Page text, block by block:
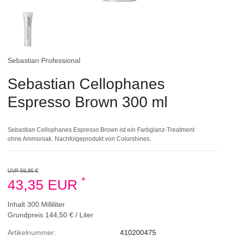
Sebastian Professional
Sebastian Cellophanes
Espresso Brown 300 ml
Sebastian Cellophanes Espresso Brown ist ein Farbglanz-Treatment
ohne Ammoniak. Nachfolgeprodukt von Colorshines.
UVP 59,95 €
43,35 EUR *
Inhalt 300 Milliliter
Grundpreis 144,50 € / Liter
Artikelnummer:
410200475